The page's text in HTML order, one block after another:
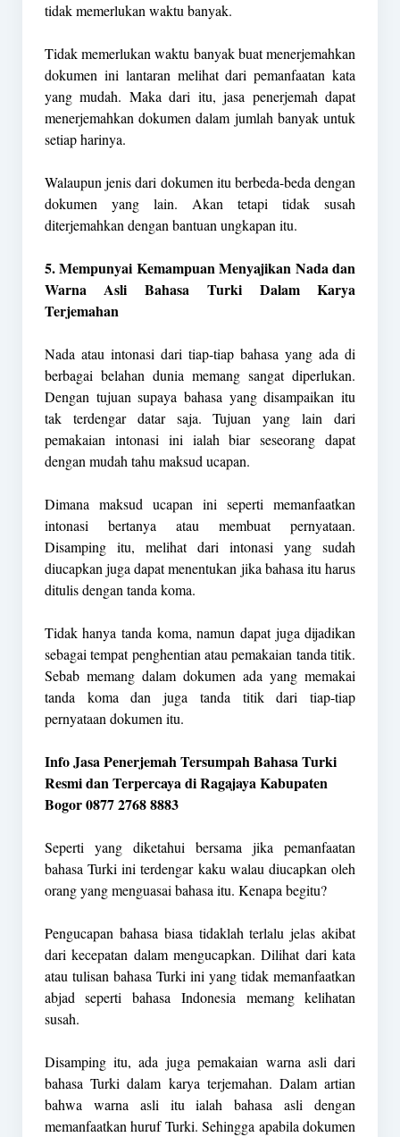
tidak memerlukan waktu banyak.
Tidak memerlukan waktu banyak buat menerjemahkan
dokumen ini lantaran melihat dari pemanfaatan kata
yang mudah. Maka dari itu, jasa penerjemah dapat
menerjemahkan dokumen dalam jumlah banyak untuk
setiap harinya.
Walaupun jenis dari dokumen itu berbeda-beda dengan
dokumen yang lain. Akan tetapi tidak susah
diterjemahkan dengan bantuan ungkapan itu.
5. Mempunyai Kemampuan Menyajikan Nada dan
Warna Asli Bahasa Turki Dalam Karya
Terjemahan
Nada atau intonasi dari tiap-tiap bahasa yang ada di
berbagai belahan dunia memang sangat diperlukan.
Dengan tujuan supaya bahasa yang disampaikan itu
tak terdengar datar saja. Tujuan yang lain dari
pemakaian intonasi ini ialah biar seseorang dapat
dengan mudah tahu maksud ucapan.
Dimana maksud ucapan ini seperti memanfaatkan
intonasi bertanya atau membuat pernyataan.
Disamping itu, melihat dari intonasi yang sudah
diucapkan juga dapat menentukan jika bahasa itu harus
ditulis dengan tanda koma.
Tidak hanya tanda koma, namun dapat juga dijadikan
sebagai tempat penghentian atau pemakaian tanda titik.
Sebab memang dalam dokumen ada yang memakai
tanda koma dan juga tanda titik dari tiap-tiap
pernyataan dokumen itu.
Info Jasa Penerjemah Tersumpah Bahasa Turki
Resmi dan Terpercaya di Ragajaya Kabupaten
Bogor 0877 2768 8883
Seperti yang diketahui bersama jika pemanfaatan
bahasa Turki ini terdengar kaku walau diucapkan oleh
orang yang menguasai bahasa itu. Kenapa begitu?
Pengucapan bahasa biasa tidaklah terlalu jelas akibat
dari kecepatan dalam mengucapkan. Dilihat dari kata
atau tulisan bahasa Turki ini yang tidak memanfaatkan
abjad seperti bahasa Indonesia memang kelihatan
susah.
Disamping itu, ada juga pemakaian warna asli dari
bahasa Turki dalam karya terjemahan. Dalam artian
bahwa warna asli itu ialah bahasa asli dengan
memanfaatkan huruf Turki. Sehingga apabila dokumen